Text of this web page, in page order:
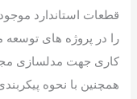
قطعات استاندارد
را در پروژه های توسعه
کاری جهت مدلسازی
همچنین با نحوه